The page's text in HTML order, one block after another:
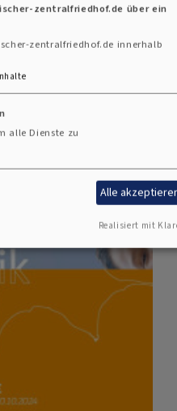
zentralfriedhof.de über ein
zentralfriedhof.de innerhalb
alle Dienste zu
Alle
Realisiert mit